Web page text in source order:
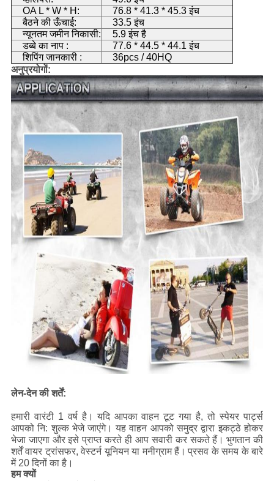
OA L * W * H:
76.8 * 41.3 * 45.3 इंच
बैठने की ऊँचाई:
33.5 इंच
न्यूनतम जमीन निकासी:
5.9 इंच है
डब्बे का नाप :
77.6 * 44.5 * 44.1 इंच
शिपिंग जानकारी :
36pcs / 40HQ
अनुप्रयोगों:
लेन-देन की शर्तें:
हमारी वारंटी 1 वर्ष है। यदि आपका वाहन टूट गया है, तो स्पेयर पार्ट्स
आपको नि: शुल्क भेजे जाएंगे। यह वाहन आपको समुद्र द्वारा इकट्ठे होकर
भेजा जाएगा और इसे प्राप्त करते ही आप सवारी कर सकते हैं। भुगतान की
शर्तें वायर ट्रांसफर, वेस्टर्न यूनियन या मनीग्राम हैं। प्रसव के समय के बारे
में 20 दिनों का है।
हम क्यों